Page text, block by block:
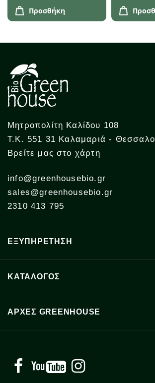
Προσθήκη
Μητροπολίτη Καλίδου 108
Τ.Κ. 551 31 Καλαμαριά -
Βρείτε μας στο χάρτη
info@greenhousebio.gr
sales@greenhousebio.gr
2310 413 795
ΕΞΥΠΗΡΕΤΗΣΗ
ΚΑΤΑΛΟΓΟΣ
ΑΡΧΈΣ GREENHOUSE
Facebook YouTube